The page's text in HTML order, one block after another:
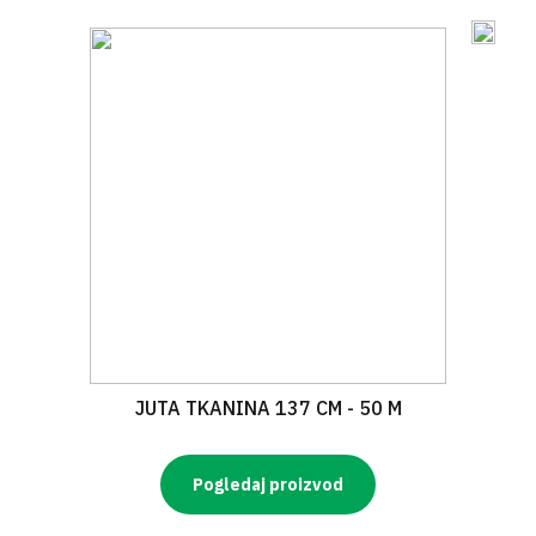
JUTA TKANINA 137 CM - 50 M
Pogledaj proizvod